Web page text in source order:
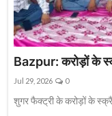
Bazpur: करोड़ों के
Jul 29, 2026 0
शुगर फैक्ट्री के करोड़ों के